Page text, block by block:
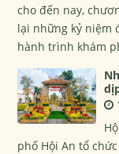
cho đến nay,
lại những kỷ niệm
hành trình khám
phố Hội An tổ